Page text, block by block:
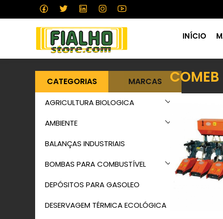
INÍCIO
CATEGORIAS MARCAS
AGRICULTURA BIOLOGICA
AMBIENTE
BALANÇAS INDUSTRIAIS
BOMBAS PARA COMBUSTÍVEL
DEPÓSITOS PARA GASOLEO
DESERVAGEM TÉRMICA ECOLÓGICA
COMEB